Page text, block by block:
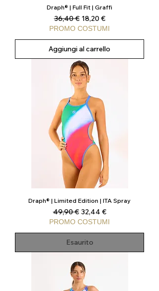
Draph® | Full Fit | Graffi
Prezzo regolare
36,40 € Prezzo scontato
18,20 €
PROMO COSTUMI
Aggiungi al carrello
Draph® | Limited Edition | ITA Spray
Prezzo regolare
49,90 € Prezzo scontato
32,44 €
PROMO COSTUMI
Esaurito